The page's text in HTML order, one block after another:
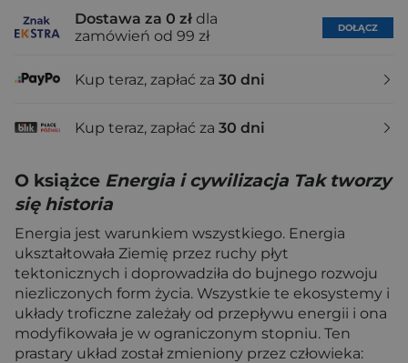
Dostawa za 0 zł dla
zamówień od 99 zł
DOŁĄCZ
Kup teraz, zapłać za 30 dni
Kup teraz, zapłać za 30 dni
O książce Energia i cywilizacja Tak tworzy
się historia
Energia jest warunkiem wszystkiego. Energia
ukształtowała Ziemię przez ruchy płyt
tektonicznych i doprowadziła do bujnego rozwoju
niezliczonych form życia. Wszystkie te ekosystemy i
układy troficzne zależały od przepływu energii i ona
modyfikowała je w ograniczonym stopniu. Ten
prastary układ został zmieniony przez człowieka: